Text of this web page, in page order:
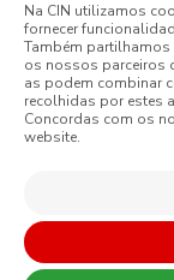
Termos e
Política de
Política de Cookies
Condições Gerais
Na CIN utilizamos
fornecer
Também
os nossos parceiros
as podem combinar
recolhidas por estes
Concordas com os
website.